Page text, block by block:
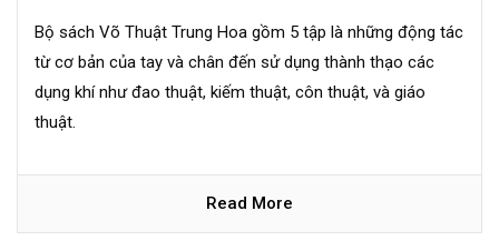
Bộ sách Võ Thuật Trung Hoa gồm 5 tập là những động tác
từ cơ bản của tay và chân đến sử dụng thành thạo các
dụng khí như đao thuật, kiếm thuật, côn thuật, và giáo
thuật.
Read More